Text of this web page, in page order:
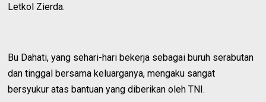
Letkol Zierda.
Bu Dahati, yang sehari-hari bekerja sebagai buruh serabutan
dan tinggal bersama keluarganya, mengaku sangat
bersyukur atas bantuan yang diberikan oleh TNI.